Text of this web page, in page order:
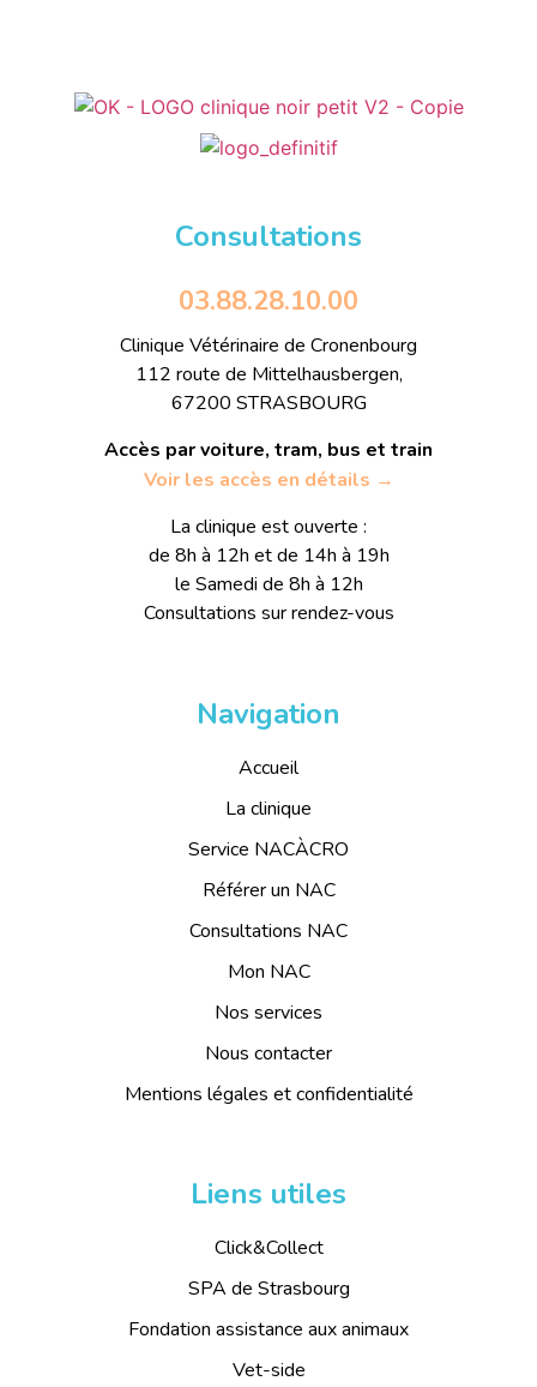
Consultations
03.88.28.10.00
Clinique Vétérinaire de Cronenbourg
112 route de Mittelhausbergen,
67200 STRASBOURG
Accès par voiture, tram, bus et train
Voir les accès en détails →
La clinique est ouverte :
de 8h à 12h et de 14h à 19h
le Samedi de 8h à 12h
Consultations sur rendez-vous
Navigation
Accueil
La clinique
Service NACÀCRO
Référer un NAC
Consultations NAC
Mon NAC
Nos services
Nous contacter
Mentions légales et confidentialité
Liens utiles
Click&Collect
SPA de Strasbourg
Fondation assistance aux animaux
Vet-side